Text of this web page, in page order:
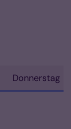
Donnerstag